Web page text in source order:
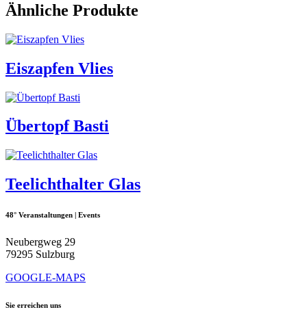
Ähnliche Produkte
Eiszapfen Vlies
Übertopf Basti
Teelichthalter Glas
48° Veranstaltungen | Events
Neubergweg 29
79295 Sulzburg
GOOGLE-MAPS
Sie erreichen uns